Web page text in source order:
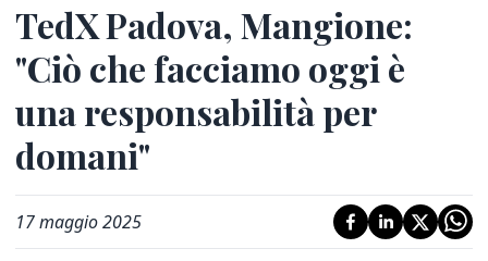
TedX Padova, Mangione:
"Ciò che facciamo oggi è
una responsabilità per
domani"
17 maggio 2025